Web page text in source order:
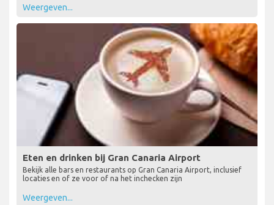
Weergeven...
Eten en drinken bij Gran Canaria Airport
Bekijk alle bars en restaurants op Gran Canaria Airport, inclusief
locaties en of ze voor of na het inchecken zijn
Weergeven...